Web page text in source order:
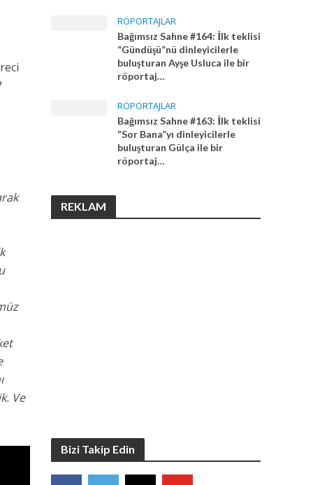
Ve
RÖPORTAJLAR
Bağımsız Sahne #164: İlk teklisi
“Gündüşü”nü dinleyicilerle
buluşturan Ayşe Usluca ile bir
röportaj…
RÖPORTAJLAR
Bağımsız Sahne #163: İlk teklisi
“Sor Bana”yı dinleyicilerle
buluşturan Gülça ile bir
röportaj…
REKLAM
Bizi Takip Edin